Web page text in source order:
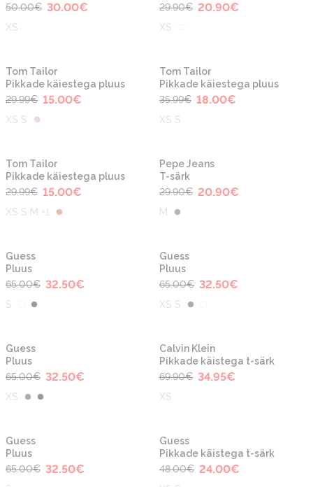
50.00€ 30.00€
XS
29.90€ 20.90€
XS
-50%
Tom Tailor
Pikkade käiestega pluus
29.99€ 15.00€
XS S
-50%
Tom Tailor
Pikkade käiestega pluus
35.99€ 18.00€
XS S
-50%
Tom Tailor
Pikkade käiestega pluus
29.99€ 15.00€
XS S M +1
-30%
Pepe Jeans
T-särk
29.90€ 20.90€
M
Guess
Pluus
65.00€ 32.50€
S
Guess
Pluus
65.00€ 32.50€
XS S
Guess
Pluus
65.00€ 32.50€
XS
-50%
Calvin Klein
Pikkade käistega t-särk
69.90€ 34.95€
XS
Guess
Pluus
65.00€ 32.50€
Guess
Pikkade käistega t-särk
48.00€ 24.00€